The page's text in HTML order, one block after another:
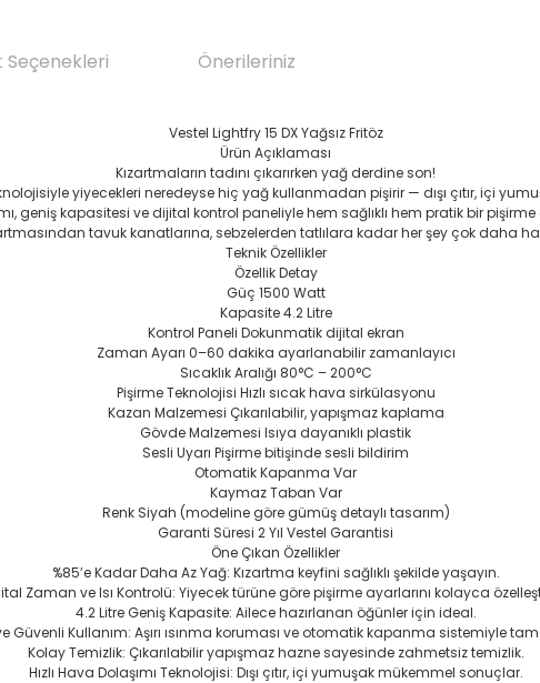
Seçenekleri Önerileriniz
Vestel Lightfry 15 DX Yağsız Fritöz
Ürün Açıklaması
Kızartmaların tadını çıkarırken yağ derdine son!
yiyecekleri neredeyse hiç yağ kullanmadan pişirir — dışı çıtır, içi
geniş kapasitesi ve dijital kontrol paneliyle hem sağlıklı hem pratik bir
tavuk kanatlarına, sebzelerden tatlılara kadar her şey çok daha
Teknik Özellikler
Özellik Detay
Güç 1500 Watt
Kapasite 4.2 Litre
Kontrol Paneli Dokunmatik dijital ekran
Zaman Ayarı 0–60 dakika ayarlanabilir zamanlayıcı
Sıcaklık Aralığı 80°C – 200°C
Pişirme Teknolojisi Hızlı sıcak hava sirkülasyonu
Kazan Malzemesi Çıkarılabilir, yapışmaz kaplama
Gövde Malzemesi Isıya dayanıklı plastik
Sesli Uyarı Pişirme bitişinde sesli bildirim
Otomatik Kapanma Var
Kaymaz Taban Var
Renk Siyah (modeline göre gümüş detaylı tasarım)
Garanti Süresi 2 Yıl Vestel Garantisi
Öne Çıkan Özellikler
%85’e Kadar Daha Az Yağ: Kızartma keyfini sağlıklı şekilde yaşayın.
Zaman ve Isı Kontrolü: Yiyecek türüne göre pişirme ayarlarını kolayca
4.2 Litre Geniş Kapasite: Ailece hazırlanan öğünler için ideal.
Güvenli Kullanım: Aşırı ısınma koruması ve otomatik kapanma sistemiyle
Kolay Temizlik: Çıkarılabilir yapışmaz hazne sayesinde zahmetsiz temizlik.
Hızlı Hava Dolaşımı Teknolojisi: Dışı çıtır, içi yumuşak mükemmel sonuçlar.